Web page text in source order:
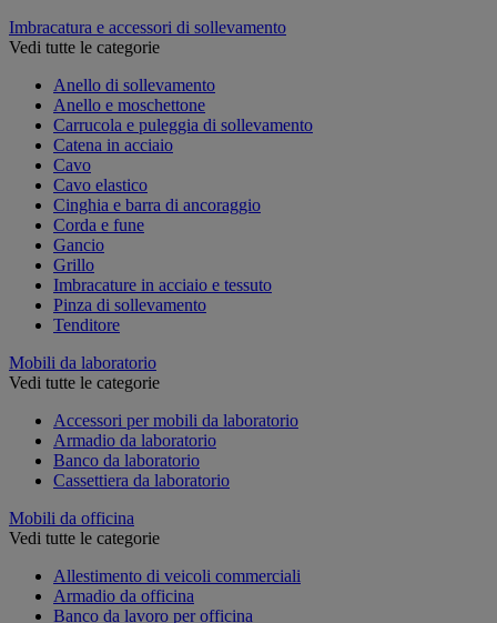
Imbracatura e accessori di sollevamento
Vedi tutte le categorie
Anello di sollevamento
Anello e moschettone
Carrucola e puleggia di sollevamento
Catena in acciaio
Cavo
Cavo elastico
Cinghia e barra di ancoraggio
Corda e fune
Gancio
Grillo
Imbracature in acciaio e tessuto
Pinza di sollevamento
Tenditore
Mobili da laboratorio
Vedi tutte le categorie
Accessori per mobili da laboratorio
Armadio da laboratorio
Banco da laboratorio
Cassettiera da laboratorio
Mobili da officina
Vedi tutte le categorie
Allestimento di veicoli commerciali
Armadio da officina
Banco da lavoro per officina